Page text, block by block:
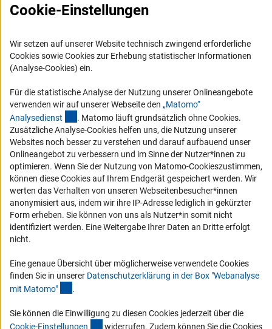
FAQ
Logo und Corporate Design
RSS-Feeds
Vergabeverfahren
Barrierefreiheit
Service und Informationen für Menschen mit Behinderungen
Erklärung zur Barrierefreiheit
Barriere melden
DFG-aktuell
Erhalten Sie Neuigkeiten aus der DFG direkt in Ihr Mailpostfach oder
schauen Sie sich die Ausgaben online an.
Zum Newsletter
Cookie-Einstellungen
Wir setzen auf unserer Website technisch zwingend erforderliche
Cookies sowie Cookies zur Erhebung statistischer Informationen
(Analyse-Cookies) ein.
Für die statistische Analyse der Nutzung unserer Onlineangebote
verwenden wir auf unserer Webseite den „Matomo“
Analysedienst (externer Link)
. Matomo läuft grundsätzlich ohne Cookies.
Zusätzliche Analyse-Cookies helfen uns, die Nutzung unserer
Websites noch besser zu verstehen und darauf aufbauend unser
Onlineangebot zu verbessern und im Sinne der Nutzer*innen zu
optimieren. Wenn Sie der Nutzung von Matomo-Cookieszustimmen,
können diese Cookies auf Ihrem Endgerät gespeichert werden. Wir
werten das Verhalten von unseren Webseitenbesucher*innen
anonymisiert aus, indem wir ihre IP-Adresse lediglich in gekürzter
Form erheben. Sie können von uns als Nutzer*in somit nicht
identifiziert werden. Eine Weitergabe Ihrer Daten an Dritte erfolgt
nicht.
Eine genaue Übersicht über möglicherweise verwendete Cookies
finden Sie in unserer Datenschutzerklärung in der Box "Webanalyse
mit Matomo" .
Sie können die Einwilligung zu diesen Cookies jederzeit über die
Cookie-Einstellungen (interner Link)
widerrufen. Zudem können Sie die Cookies